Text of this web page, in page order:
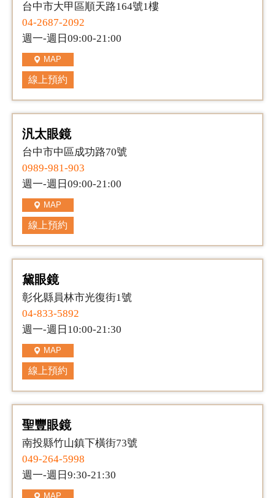
台中市大甲區順天路164號1樓
04-2687-2092
週一-週日09:00-21:00
MAP
線上預約
汎太眼鏡
台中市中區成功路70號
0989-981-903
週一-週日09:00-21:00
MAP
線上預約
黛眼鏡
彰化縣員林市光復街1號
04-833-5892
週一-週日10:00-21:30
MAP
線上預約
聖豐眼鏡
南投縣竹山鎮下橫街73號
049-264-5998
週一-週日9:30-21:30